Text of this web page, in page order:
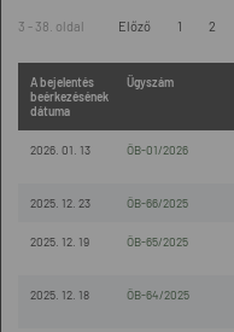
3 - 38. oldal Előző 1 2
A bejelentés
beérkezésének
dátuma
Ügyszám
2026. 01. 13 ÖB-01/2026
2025. 12. 23 ÖB-66/2025
2025. 12. 19 ÖB-65/2025
2025. 12. 18 ÖB-64/2025